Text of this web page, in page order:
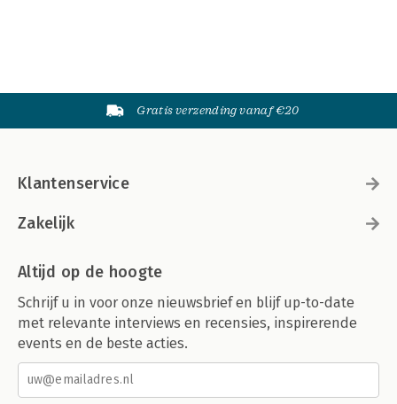
Gratis verzending vanaf €20
Klantenservice
Zakelijk
Altijd op de hoogte
Schrijf u in voor onze nieuwsbrief en blijf up-to-date
met relevante interviews en recensies, inspirerende
events en de beste acties.